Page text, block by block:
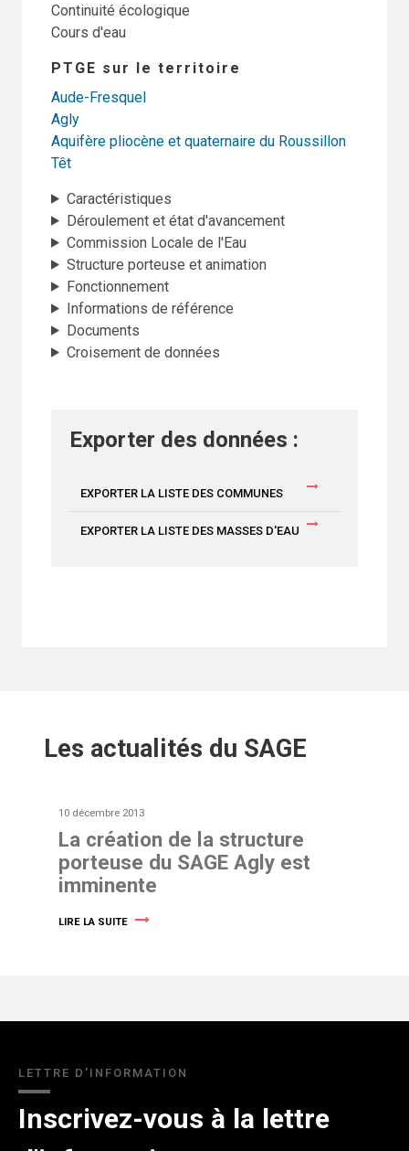
Continuité écologique
Cours d'eau
PTGE sur le territoire
Aude-Fresquel
Agly
Aquifère pliocène et quaternaire du Roussillon
Têt
Caractéristiques
Déroulement et état d'avancement
Commission Locale de l'Eau
Structure porteuse et animation
Fonctionnement
Informations de référence
Documents
Croisement de données
Exporter des données :
EXPORTER LA LISTE DES COMMUNES
EXPORTER LA LISTE DES MASSES D'EAU
Les actualités du SAGE
10 décembre 2013
La création de la structure
porteuse du SAGE Agly est
imminente
LIRE LA SUITE
LETTRE D'INFORMATION
Inscrivez-vous à la lettre